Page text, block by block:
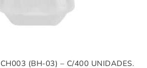
(BH-03) – C/400 UNIDADES.